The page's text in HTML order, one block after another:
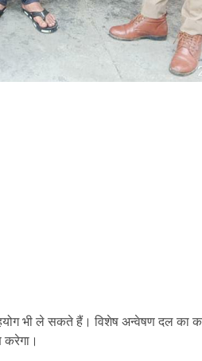
भी ले सकते हैं। विशेष अन्वेषण दल का
करेगा।